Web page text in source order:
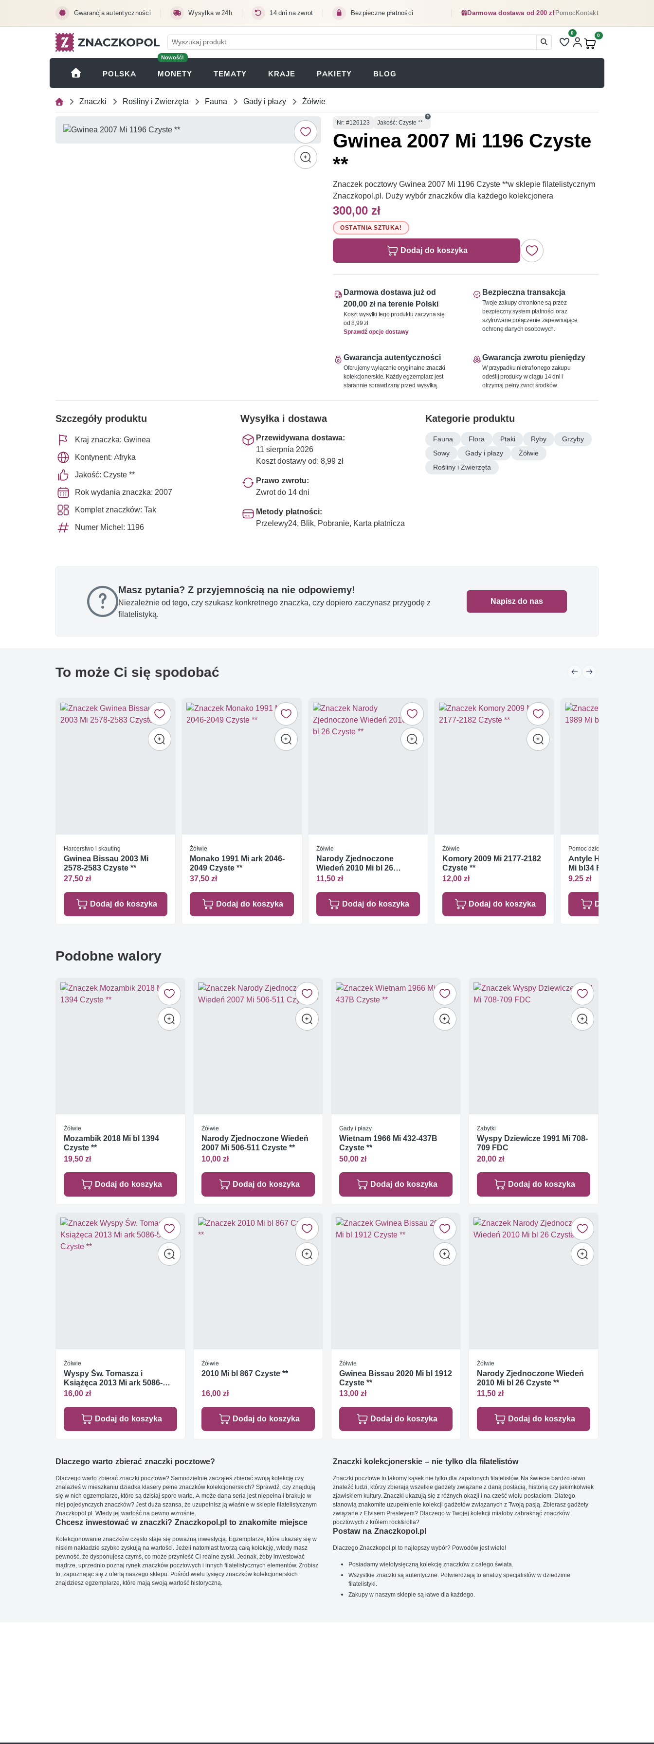
Gwarancja autentyczności Wysyłka w 24h 14 dni na zwrot Bezpieczne płatności Darmowa dostawa od 200 złPomocKontakt
Liczba pozycji na liście
0
Produkty w koszyku:
0
POLSKA
Nowość!
MONETY (OTWIERA SIĘ W NOWEJ KARCIE)
TEMATY KRAJE PAKIETY BLOG
Znaczki Rośliny i Zwierzęta Fauna Gady i płazy Żółwie
Numer
Nr: #126123 Jakość: Czyste **
Gwinea 2007 Mi 1196 Czyste
**
Znaczek pocztowy Gwinea 2007 Mi 1196 Czyste **w sklepie filatelistycznym
Znaczkopol.pl. Duży wybór znaczków dla każdego kolekcjonera
300,00 zł
OSTATNIA SZTUKA!
Dodaj do koszyka
Darmowa dostawa już od
200,00 zł na terenie Polski
Koszt wysyłki tego produktu zaczyna się
od 8,99 zł
Sprawdź opcje dostawy
Bezpieczna transakcja
Twoje zakupy chronione są przez
bezpieczny system płatności oraz
szyfrowane połączenie zapewniające
ochronę danych osobowych.
Gwarancja autentyczności
Oferujemy wyłącznie oryginalne znaczki
kolekcjonerskie. Każdy egzemplarz jest
starannie sprawdzany przed wysyłką.
Gwarancja zwrotu pieniędzy
W przypadku nietrafionego zakupu
odeślij produkty w ciągu 14 dni i
otrzymaj pełny zwrot środków.
Szczegóły produktu
Kraj znaczka: Gwinea
Kontynent: Afryka
Jakość: Czyste **
Rok wydania znaczka: 2007
Komplet znaczków: Tak
Numer Michel: 1196
Wysyłka i dostawa
Przewidywana dostawa:
11 sierpnia 2026
Koszt dostawy od: 8,99 zł
Prawo zwrotu:
Zwrot do 14 dni
Metody płatności:
Przelewy24, Blik, Pobranie, Karta płatnicza
Kategorie produktu
Fauna Flora Ptaki Ryby
Grzyby
Sowy
Gady i płazy
Żółwie
Rośliny i Zwierzęta
Masz pytania? Z przyjemnością na nie odpowiemy!
Niezależnie od tego, czy szukasz konkretnego znaczka, czy dopiero zaczynasz przygodę z
filatelistyką.
Napisz do nas
To może Ci się spodobać
Harcerstwo i skauting
Gwinea Bissau 2003 Mi
2578-2583 Czyste **
27,50 zł
Dodaj do koszyka
Żółwie
Monako 1991 Mi ark 2046-
2049 Czyste **
37,50 zł
Dodaj do koszyka
Żółwie
Narody Zjednoczone
Wiedeń 2010 Mi bl 26
Czyste **
11,50 zł
Dodaj do koszyka
Żółwie
Komory 2009 Mi 2177-2182
Czyste **
12,00 zł
Dodaj do koszyka
Pomoc dzieciom
Antyle Holenderskie
Mi bl34 FDC
9,25 zł
Dodaj do
Podobne walory
Żółwie
Mozambik 2018 Mi bl 1394
Czyste **
19,50 zł
Dodaj do koszyka
Żółwie
Narody Zjednoczone Wiedeń
2007 Mi 506-511 Czyste **
10,00 zł
Dodaj do koszyka
Gady i płazy
Wietnam 1966 Mi 432-437B
Czyste **
50,00 zł
Dodaj do koszyka
Zabytki
Wyspy Dziewicze 1991 Mi 708-
709 FDC
20,00 zł
Dodaj do koszyka
Żółwie
Wyspy Św. Tomasza i
Książęca 2013 Mi ark 5086-
5089 Czyste **
16,00 zł
Dodaj do koszyka
Żółwie
2010 Mi bl 867 Czyste **
16,00 zł
Dodaj do koszyka
Żółwie
Gwinea Bissau 2020 Mi bl 1912
Czyste **
13,00 zł
Dodaj do koszyka
Żółwie
Narody Zjednoczone Wiedeń
2010 Mi bl 26 Czyste **
11,50 zł
Dodaj do koszyka
Dlaczego warto zbierać znaczki pocztowe?
Dlaczego warto zbierać znaczki pocztowe? Samodzielnie zacząłeś zbierać swoją kolekcję czy
znalazłeś w mieszkaniu dziadka klasery pełne znaczków kolekcjonerskich? Sprawdź, czy znajdują
się w nich egzemplarze, które są dzisiaj sporo warte. A może dana seria jest niepełna i brakuje w
niej pojedynczych znaczków? Jest duża szansa, że uzupełnisz ją właśnie w sklepie filatelistycznym
Znaczkopol.pl. Wtedy jej wartość na pewno wzrośnie.
Chcesz inwestować w znaczki? Znaczkopol.pl to znakomite miejsce
Kolekcjonowanie znaczków często staje się poważną inwestycją. Egzemplarze, które ukazały się w
niskim nakładzie szybko zyskują na wartości. Jeżeli natomiast tworzą całą kolekcję, wtedy masz
pewność, że dysponujesz czymś, co może przynieść Ci realne zyski. Jednak, żeby inwestować
mądrze, uprzednio poznaj rynek znaczków pocztowych i innych filatelistycznych elementów. Zrobisz
to, zapoznając się z ofertą naszego sklepu. Pośród wielu tysięcy znaczków kolekcjonerskich
znajdziesz egzemplarze, które mają swoją wartość historyczną.
Znaczki kolekcjonerskie – nie tylko dla filatelistów
Znaczki pocztowe to łakomy kąsek nie tylko dla zapalonych filatelistów. Na świecie bardzo łatwo
znaleźć ludzi, którzy zbierają wszelkie gadżety związane z daną postacią, historią czy jakimkolwiek
zjawiskiem kultury. Znaczki ukazują się z różnych okazji i na cześć wielu postaciom. Dlatego
stanowią znakomite uzupełnienie kolekcji gadżetów związanych z Twoją pasją. Zbierasz gadżety
związane z Elvisem Presleyem? Dlaczego w Twojej kolekcji miałoby zabraknąć znaczków
pocztowych z królem rock&rolla?
Postaw na Znaczkopol.pl
Dlaczego Znaczkopol.pl to najlepszy wybór? Powodów jest wiele!
Posiadamy wielotysięczną kolekcję znaczków z całego świata.
Wszystkie znaczki są autentyczne. Potwierdzają to analizy specjalistów w dziedzinie
filatelistyki.
Zakupy w naszym sklepie są łatwe dla każdego.